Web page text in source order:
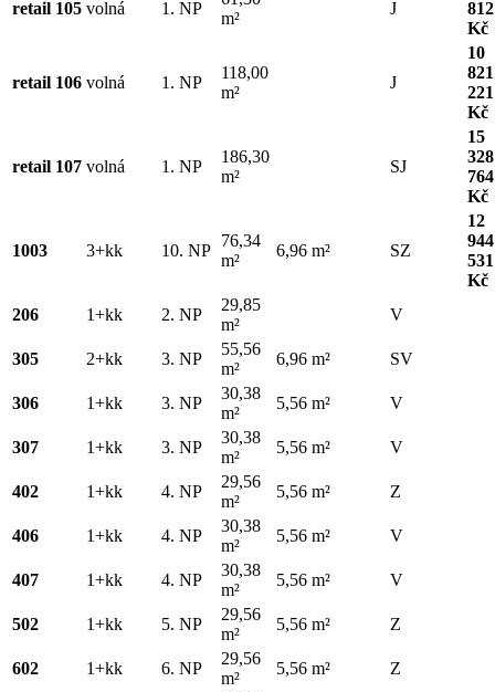
retail 105 volná 1. NP
m²
J
812
Kč
retail 106 volná 1. NP
118,00
m²
J
10
821
221
Kč
retail 107 volná 1. NP
186,30
m²
SJ
15
328
764
Kč
1003 3+kk 10. NP
76,34
m²
6,96 m² SZ
12
944
531
Kč
206
1+kk 2. NP
29,85
m²
V
305 2+kk 3. NP
55,56
m²
6,96 m² SV
306 1+kk 3. NP
30,38
m²
5,56 m² V
307 1+kk 3. NP
30,38
m²
5,56 m² V
402 1+kk 4. NP
29,56
m²
5,56 m² Z
406 1+kk 4. NP
30,38
m²
5,56 m² V
407 1+kk 4. NP
30,38
m²
5,56 m² V
502 1+kk 5. NP
29,56
m²
5,56 m² Z
602 1+kk 6. NP
29,56
m²
5,56 m² Z